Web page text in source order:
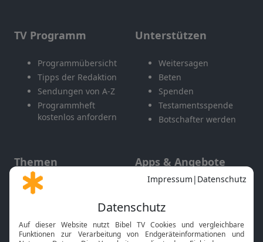
TV Programm
Programmübersicht
Tipps der Redaktion
Sendungen von A-Z
Programmheft
kostenlos anfordern
Unterstützen
Weitersagen
Beten
Spenden
Testamentsspende
Botschafter werden
Themen
Gott und Bibel erklärt
Neuigkeiten
Apps & Angebote
Mobile App
Smart TV